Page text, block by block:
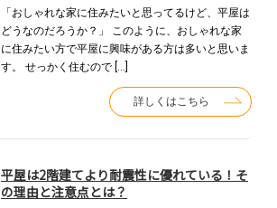
「おしゃれな家に住みたいと思ってるけど、平屋は
どうなのだろうか？」 このように、おしゃれな家
に住みたい方で平屋に興味がある方は多いと思いま
す。 せっかく住むので […]
詳しくはこちら
平屋は2階建てより耐震性に優れている！そ
の理由と注意点とは？